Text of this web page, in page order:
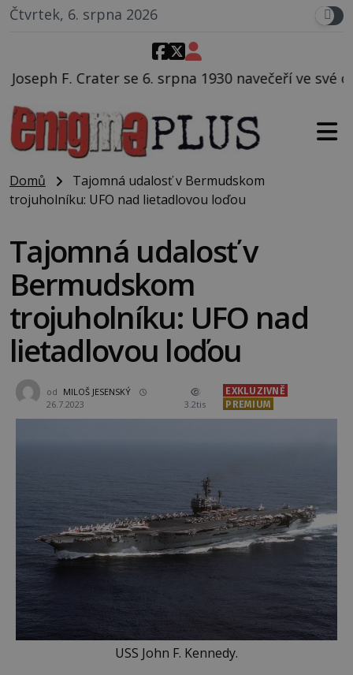
Čtvrtek, 6. srpna 2026
1930 navečeří ve své oblíbené restauraci,
Domů
Tajomná udalosť v Bermudskom
trojuholníku: UFO nad lietadlovou loďou
Tajomná udalosť v
Bermudskom
trojuholníku: UFO nad
lietadlovou loďou
od MILOŠ JESENSKÝ
26.7.2023
3.2tis
EXKLUZIVNĚ
PREMIUM
USS John F. Kennedy.